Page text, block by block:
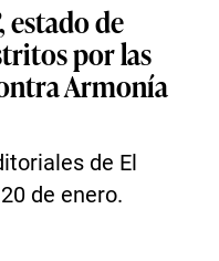
estado de
por las
Armonía
de El
de enero.